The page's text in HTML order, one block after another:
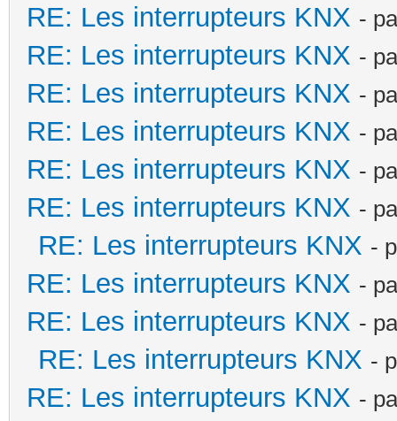
RE: Les interrupteurs KNX -
RE: Les interrupteurs KNX -
RE: Les interrupteurs KNX -
RE: Les interrupteurs KNX -
RE: Les interrupteurs KNX -
RE: Les interrupteurs KNX -
RE: Les interrupteurs KNX -
RE: Les interrupteurs KNX -
RE: Les interrupteurs KNX -
RE: Les interrupteurs KNX -
RE: Les interrupteurs KNX -